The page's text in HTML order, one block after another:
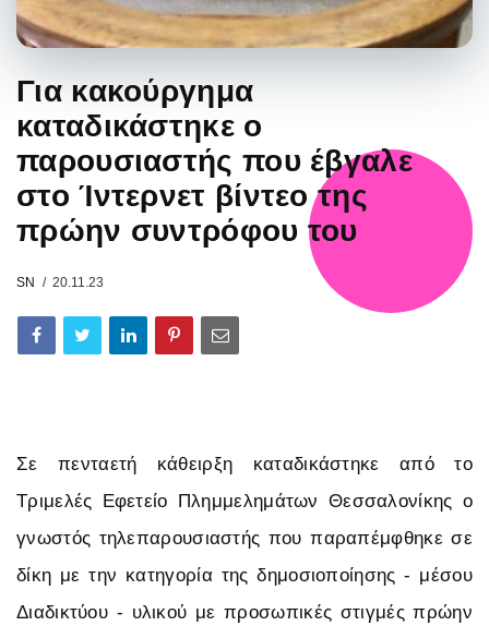
Για κακούργημα
καταδικάστηκε ο
παρουσιαστής που έβγαλε
στο Ίντερνετ βίντεο της
πρώην συντρόφου του
SN 20.11.23
Σε πενταετή κάθειρξη καταδικάστηκε από το
Τριμελές Εφετείο Πλημμελημάτων Θεσσαλονίκης ο
γνωστός τηλεπαρουσιαστής που παραπέμφθηκε σε
δίκη με την κατηγορία της δημοσιοποίησης - μέσου
Διαδικτύου - υλικού με προσωπικές στιγμές πρώην